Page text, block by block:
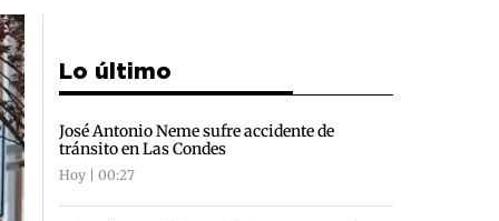
Lo último
José Antonio Neme sufre accidente de
tránsito en Las Condes
Hoy | 00:27